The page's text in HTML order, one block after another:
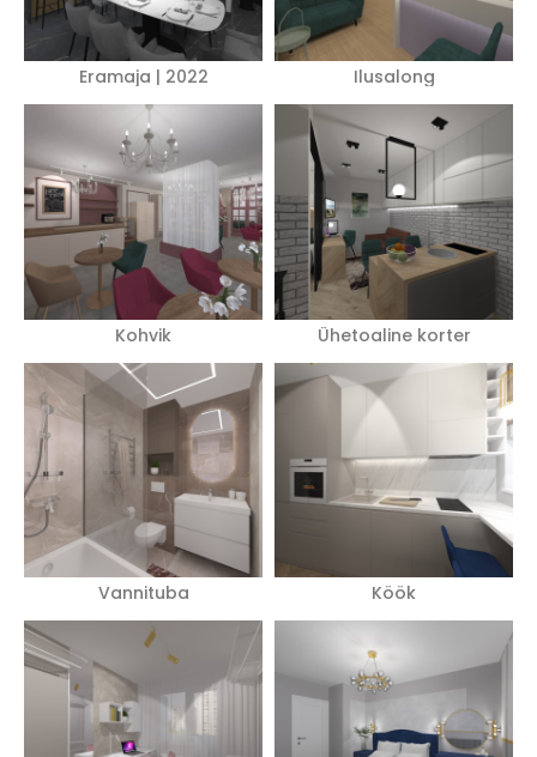
Eramaja | 2022 Ilusalong
Kohvik Ühetoaline korter
Vannituba Köök